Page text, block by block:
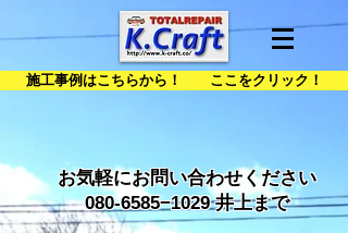
施工事例はこちらから！ ここをクリック！
お気軽にお問い合わせください
080-6585−1029 井上まで